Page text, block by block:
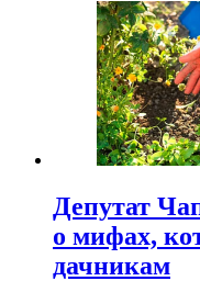
Депутат
о мифах,
дачникам